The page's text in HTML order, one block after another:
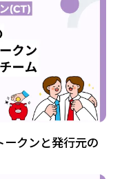
クンと発行元の